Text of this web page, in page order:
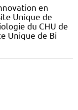
en
Unique de
du CHU de
Unique de Bi